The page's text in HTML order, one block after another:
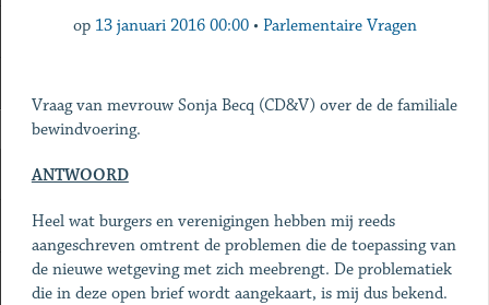
op 13 januari 2016 00:00 • Parlementaire Vragen
Vraag van mevrouw Sonja Becq (CD&V) over de de familiale
bewindvoering.
ANTWOORD
Heel wat burgers en verenigingen hebben mij reeds
aangeschreven omtrent de problemen die de toepassing van
de nieuwe wetgeving met zich meebrengt. De problematiek
die in deze open brief wordt aangekaart, is mij dus bekend.